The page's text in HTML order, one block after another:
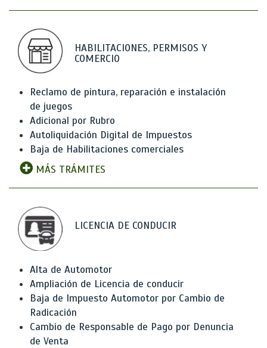
HABILITACIONES, PERMISOS Y
COMERCIO
Reclamo de pintura, reparación e instalación
de juegos
Adicional por Rubro
Autoliquidación Digital de Impuestos
Baja de Habilitaciones comerciales
MÁS TRÁMITES
LICENCIA DE CONDUCIR
Alta de Automotor
Ampliación de Licencia de conducir
Baja de Impuesto Automotor por Cambio de
Radicación
Cambio de Responsable de Pago por Denuncia
de Venta